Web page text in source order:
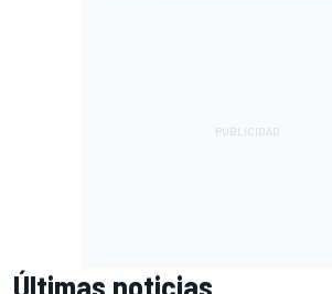
Últimas noticias